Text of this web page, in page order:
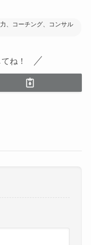
、コーチング、コンサル
ね！